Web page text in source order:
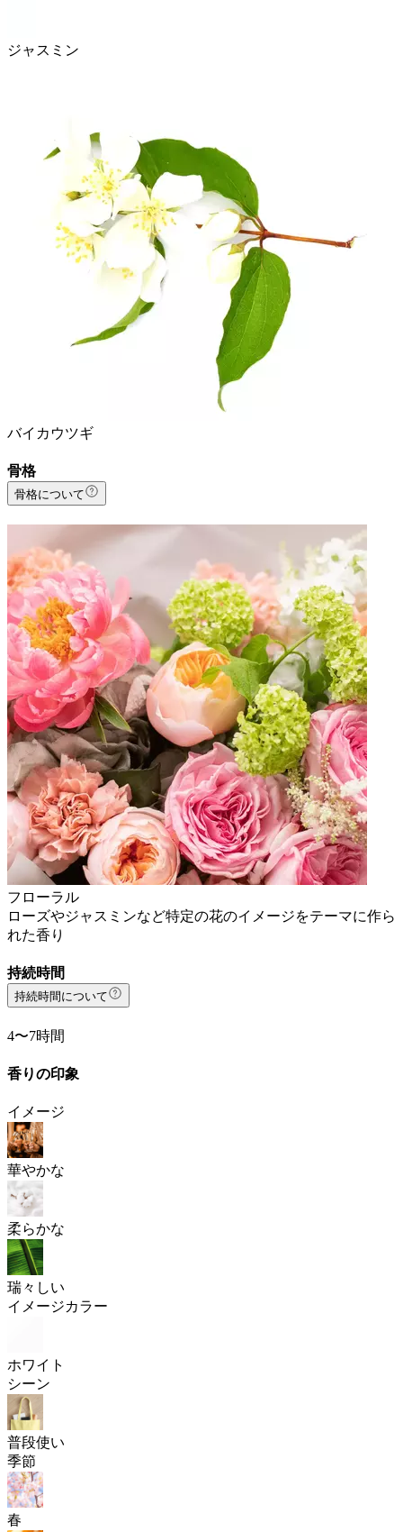
ジャスミン
バイカウツギ
骨格
骨格について
フローラル
ローズやジャスミンなど特定の花のイメージをテーマに作ら
れた香り
持続時間
持続時間について
4〜7時間
香りの印象
イメージ
華やかな
柔らかな
瑞々しい
イメージカラー
ホワイト
シーン
普段使い
季節
春